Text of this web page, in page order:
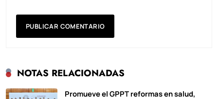
NOTAS RELACIONADAS
Promueve el GPPT reformas en salud,